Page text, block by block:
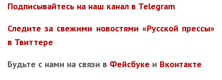
Подписывайтесь на наш канал в Telegram
Следите за свежими новостями «Русской прессы»
в Твиттере
Будьте с нами на связи в Фейсбуке и Вконтакте